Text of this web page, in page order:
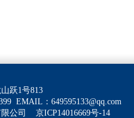
跃1号813
EMAIL： 649595133@qq.com
公司 京ICP14016669号-14